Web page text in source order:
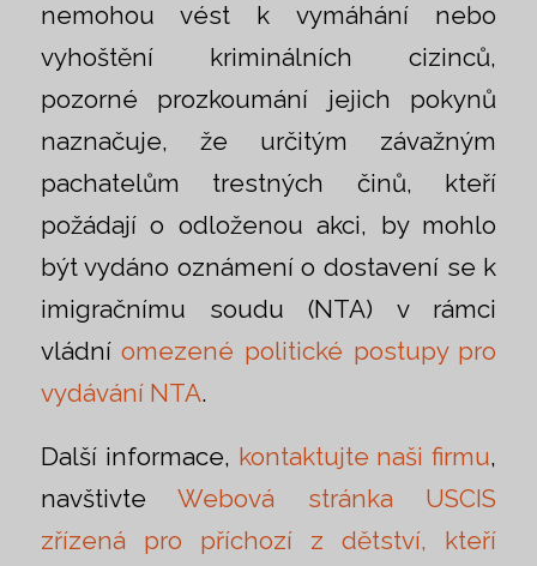
nemohou vést k vymáhání nebo
vyhoštění kriminálních cizinců,
pozorné prozkoumání jejich pokynů
naznačuje, že určitým závažným
pachatelům trestných činů, kteří
požádají o odloženou akci, by mohlo
být vydáno oznámení o dostavení se k
imigračnímu soudu (NTA) v rámci
vládníomezené politické postupy pro
vydávání NTA.
Další informace, kontaktujte naši firmu,
navštivteWebová stránka USCIS
zřízená pro příchozí z dětství, kteří